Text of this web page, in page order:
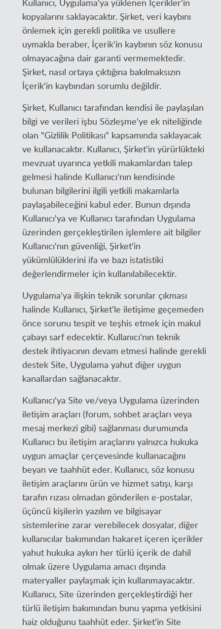
Kullanıcı, Uygulama'ya yüklenen İçerikler'in
kopyalarını saklayacaktır. Şirket, veri kaybını
önlemek için gerekli politika ve usullere
uymakla beraber, İçerik'in kaybının söz konusu
olmayacağına dair garanti vermemektedir.
Şirket, nasıl ortaya çıktığına bakılmaksızın
İçerik'in kaybından sorumlu değildir.
Şirket, Kullanıcı tarafından kendisi ile paylaşılan
bilgi ve verileri işbu Sözleşme'ye ek niteliğinde
olan "Gizlilik Politikası" kapsamında saklayacak
ve kullanacaktır. Kullanıcı, Şirket'in yürürlükteki
mevzuat uyarınca yetkili makamlardan talep
gelmesi halinde Kullanıcı'nın kendisinde
bulunan bilgilerini ilgili yetkili makamlarla
paylaşabileceğini kabul eder. Bunun dışında
Kullanıcı'ya ve Kullanıcı tarafından Uygulama
üzerinden gerçekleştirilen işlemlere ait bilgiler
Kullanıcı'nın güvenliği, Şirket'in
yükümlülüklerini ifa ve bazı istatistiki
değerlendirmeler için kullanılabilecektir.
Uygulama'ya ilişkin teknik sorunlar çıkması
halinde Kullanıcı, Şirket'le iletişime geçemeden
önce sorunu tespit ve teşhis etmek için makul
çabayı sarf edecektir. Kullanıcı'nın teknik
destek ihtiyacının devam etmesi halinde gerekli
destek Site, Uygulama yahut diğer uygun
kanallardan sağlanacaktır.
Kullanıcı'ya Site ve/veya Uygulama üzerinden
iletişim araçları (forum, sohbet araçları veya
mesaj merkezi gibi) sağlanması durumunda
Kullanıcı bu iletişim araçlarını yalnızca hukuka
uygun amaçlar çerçevesinde kullanacağını
beyan ve taahhüt eder. Kullanıcı, söz konusu
iletişim araçlarını ürün ve hizmet satışı, karşı
tarafın rızası olmadan gönderilen e-postalar,
üçüncü kişilerin yazılım ve bilgisayar
sistemlerine zarar verebilecek dosyalar, diğer
kullanıcılar bakımından hakaret içeren içerikler
yahut hukuka aykırı her türlü içerik de dahil
olmak üzere Uygulama amacı dışında
materyaller paylaşmak için kullanmayacaktır.
Kullanıcı, Site üzerinden gerçekleştirdiği her
türlü iletişim bakımından bunu yapma yetkisini
haiz olduğunu taahhüt eder. Şirket'in Site